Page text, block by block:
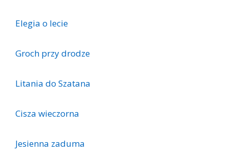
Elegia o lecie
Groch przy drodze
Litania do Szatana
Cisza wieczorna
Jesienna zaduma